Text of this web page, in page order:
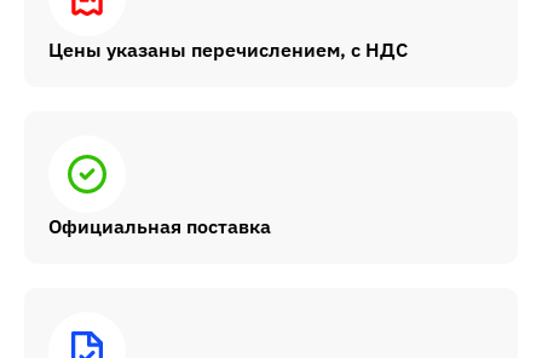
Цены указаны перечислением, с НДС
Официальная поставка